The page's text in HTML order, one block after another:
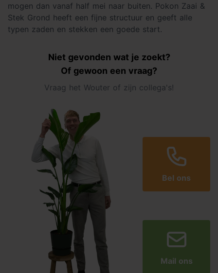
mogen dan vanaf half mei naar buiten. Pokon Zaai &
Stek Grond heeft een fijne structuur en geeft alle
typen zaden en stekken een goede start.
Niet gevonden wat je zoekt?
Of gewoon een vraag?
Vraag het Wouter of zijn collega's!
Bel ons
Mail ons